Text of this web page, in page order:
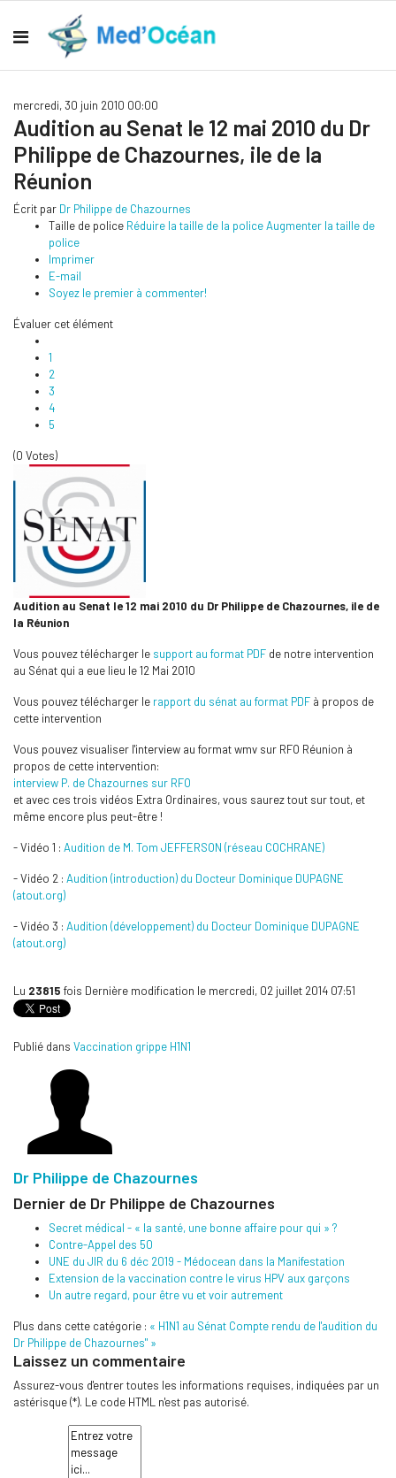
mercredi, 30 juin 2010 00:00
Audition au Senat le 12 mai 2010 du Dr
Philippe de Chazournes, ile de la
Réunion
Écrit par Dr Philippe de Chazournes
Taille de police Réduire la taille de la policeAugmenter la taille de
police
Imprimer
E-mail
Soyez le premier à commenter!
Évaluer cet élément
1
2
3
4
5
(0 Votes)
Audition au Senat le 12 mai 2010 du Dr Philippe de Chazournes, ile de
la Réunion
Vous pouvez télécharger le support au format PDF de notre intervention
au Sénat qui a eue lieu le 12 Mai 2010
Vous pouvez télécharger le rapport du sénat au format PDF à propos de
cette intervention
Vous pouvez visualiser l'interview au format wmv sur RFO Réunion à
propos de cette intervention:
interview P. de Chazournes sur RFO
et avec ces trois vidéos Extra Ordinaires, vous saurez tout sur tout, et
même encore plus peut-être !
- Vidéo 1 : Audition de M. Tom JEFFERSON (réseau COCHRANE)
- Vidéo 2 : Audition (introduction) du Docteur Dominique DUPAGNE
(atout.org)
- Vidéo 3 : Audition (développement) du Docteur Dominique DUPAGNE
(atout.org)
Lu 23815 fois Dernière modification le mercredi, 02 juillet 2014 07:51
Publié dans Vaccination grippe H1N1
Dr Philippe de Chazournes
Dernier de Dr Philippe de Chazournes
Secret médical - « la santé, une bonne affaire pour qui » ?
Contre-Appel des 50
UNE du JIR du 6 déc 2019 - Médocean dans la Manifestation
Extension de la vaccination contre le virus HPV aux garçons
Un autre regard, pour être vu et voir autrement
Plus dans cette catégorie : « H1N1 au Sénat Compte rendu de l'audition du
Dr Philippe de Chazournes" »
Laissez un commentaire
Assurez-vous d'entrer toutes les informations requises, indiquées par un
astérisque (*). Le code HTML n'est pas autorisé.